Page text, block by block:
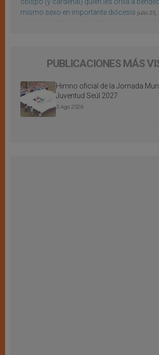
obispo (y cardenal) quien les orilla a
mismo sexo en importante diócesis julio 25,
PUBLICACIONES MÁS
Himno oficial de la Jornada
Juventud Seúl 2027
3 Ago 2026